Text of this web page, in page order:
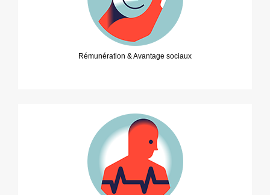
Rémunération & Avantage sociaux